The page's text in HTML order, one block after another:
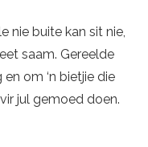
nie buite kan sit nie,
saam. Gereelde
om ‘n bietjie die
jul gemoed doen.